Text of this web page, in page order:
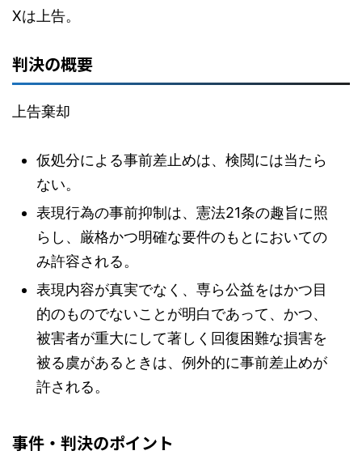
Xは上告。
判決の概要
上告棄却
仮処分による事前差止めは、検閲には当たら
ない。
表現行為の事前抑制は、憲法21条の趣旨に照
らし、厳格かつ明確な要件のもとにおいての
み許容される。
表現内容が真実でなく、専ら公益をはかつ目
的のものでないことが明白であって、かつ、
被害者が重大にして著しく回復困難な損害を
被る虞があるときは、例外的に事前差止めが
許される。
事件・判決のポイント